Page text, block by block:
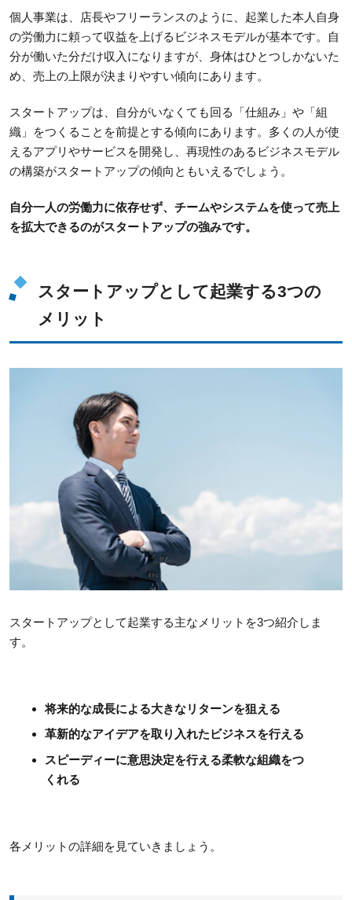
個人事業は、店長やフリーランスのように、起業した本人自身
の労働力に頼って収益を上げるビジネスモデルが基本です。自
分が働いた分だけ収入になりますが、身体はひとつしかないた
め、売上の上限が決まりやすい傾向にあります。
スタートアップは、自分がいなくても回る「仕組み」や「組
織」をつくることを前提とする傾向にあります。多くの人が使
えるアプリやサービスを開発し、再現性のあるビジネスモデル
の構築がスタートアップの傾向ともいえるでしょう。
自分一人の労働力に依存せず、チームやシステムを使って売上
を拡大できるのがスタートアップの強みです。
スタートアップとして起業する3つの
メリット
スタートアップとして起業する主なメリットを3つ紹介しま
す。
将来的な成長による大きなリターンを狙える
革新的なアイデアを取り入れたビジネスを行える
スピーディーに意思決定を行える柔軟な組織をつ
くれる
各メリットの詳細を見ていきましょう。